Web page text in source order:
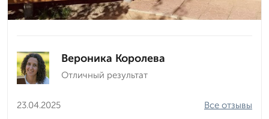
Вероника Королева
Отличный результат
23.04.2025
Все отзывы